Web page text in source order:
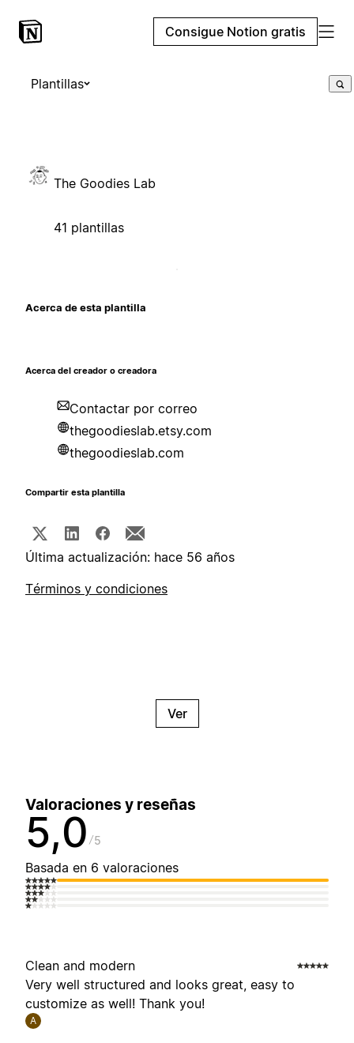
Consigue Notion gratis
Plantillas
The Goodies Lab
41 plantillas
Acerca de esta plantilla
Acerca del creador o creadora
Contactar por correo
thegoodieslab.etsy.com
thegoodieslab.com
Compartir esta plantilla
Última actualización: hace 56 años
Términos y condiciones
Ver
Valoraciones y reseñas
5,0 5
Basada en 6 valoraciones
Clean and modern
Very well structured and looks great, easy to
customize as well! Thank you!
A